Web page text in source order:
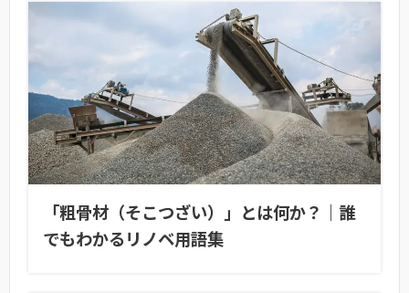
「粗骨材（そこつざい）」とは何か？｜誰
でもわかるリノベ用語集